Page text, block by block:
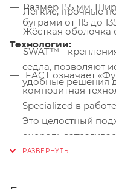
Лёгкие, прочные
Жёсткая оболочка
SWAT™ -
седла, позволяют
удобные решения
Размер 155 мм.
буграми от 115 до
Технологии:
композитная
Specialized в
Это целостный
очередь
многих